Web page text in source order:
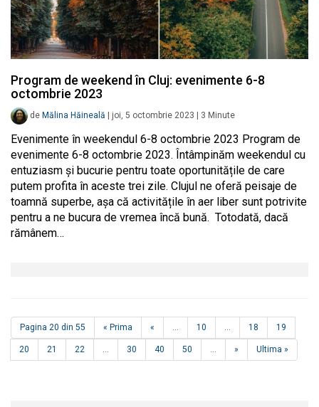
Program de weekend în Cluj: evenimente 6-8
octombrie 2023
de Mălina Hăineală joi, 5 octombrie 2023 3 Minute
Evenimente în weekendul 6-8 octombrie 2023 Program de
evenimente 6-8 octombrie 2023. Întâmpinăm weekendul cu
entuziasm și bucurie pentru toate oportunitățile de care
putem profita în aceste trei zile. Clujul ne oferă peisaje de
toamnă superbe, așa că activitățile în aer liber sunt potrivite
pentru a ne bucura de vremea încă bună. Totodată, dacă
rămânem…
Pagina 20 din 55 « Prima « ... 10 ... 18 19
20 21 22 ... 30 40 50 ... » Ultima »